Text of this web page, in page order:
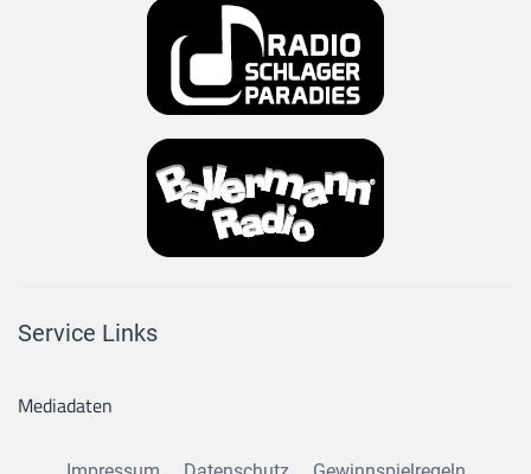
Service Links
Mediadaten